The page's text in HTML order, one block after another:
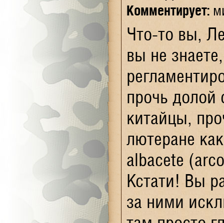
Комментирует:
Что-то вы,
вы не
прочь
китайцы,
лютеране
albacete
Кстати! Вы
за ними